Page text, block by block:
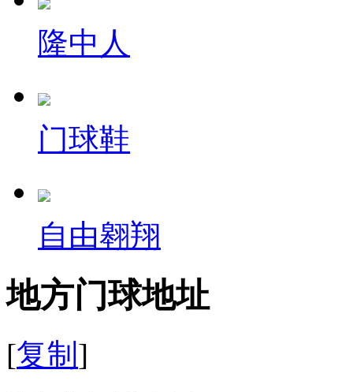
隆中人
门球鞋
自由翱翔
地方门球地址
[复制 ]